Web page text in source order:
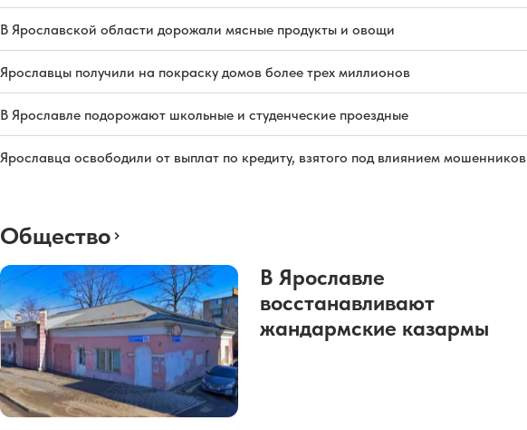
В Ярославской области дорожали мясные продукты и овощи
Ярославцы получили на покраску домов более трех миллионов
В Ярославле подорожают школьные и студенческие проездные
Ярославца освободили от выплат по кредиту, взятого под влиянием мошенников
Общество
В Ярославле
восстанавливают
жандармские казармы